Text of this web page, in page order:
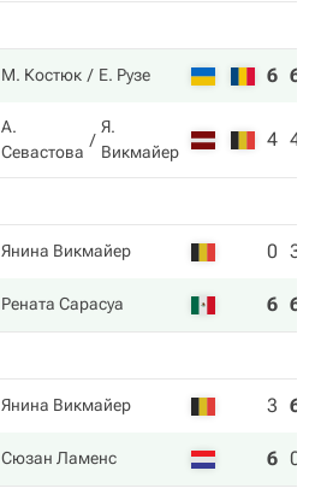
М. Костюк Е. Рузе 6 6
А.
Севастова
Я.
Викмайер
4 4
Янина Викмайер 0 3
Рената Сарасуа 6 6
Янина Викмайер 3 6
Сюзан Ламенс 6 0